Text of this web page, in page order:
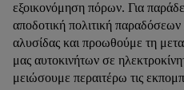
εξοικονόμηση πόρων. Για
αποδοτική πολιτική παραδόσεων
αλυσίδας και προωθούμε τη
μας αυτοκινήτων σε
μειώσουμε περαιτέρω τις